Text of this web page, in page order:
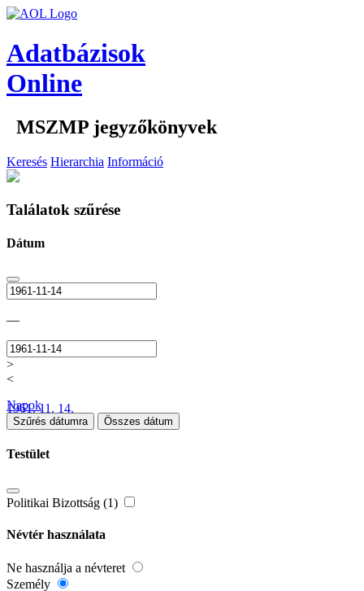
Adatbázisok
Online
MSZMP jegyzőkönyvek
Keresés Hierarchia Információ
Találatok szűrése
Dátum
—
>
<
1961. 11. 14.
Napok
Szűrés dátumra Összes dátum
Testület
Politikai Bizottság (1)
Névtér használata
Ne használja a névteret
Személy